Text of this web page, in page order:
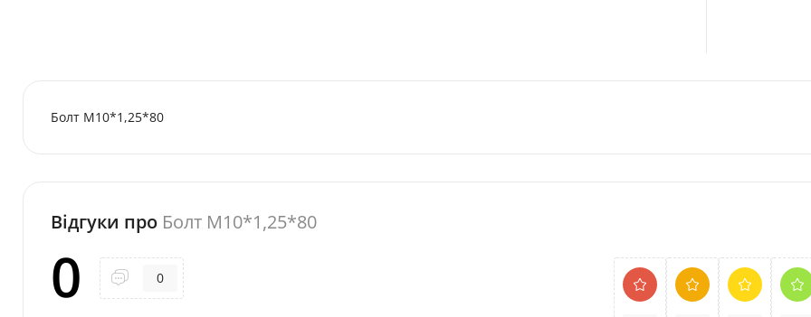
Болт М10*1,25*80
Відгуки про Болт М10*1,25*80
0 0